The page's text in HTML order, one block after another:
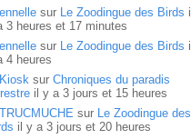
ennelle sur Le Zoodingue des Birds il
3 heures et 17 minutes
ennelle sur Le Zoodingue des Birds il
4 heures
Kiosk sur Chroniques du paradis
il y a 3 jours et 15 heures
TRUCMUCHE sur Le Zoodingue des
il y a 3 jours et 20 heures